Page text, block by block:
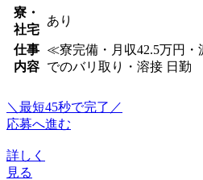
寮・
社宅
あり
仕事
内容
≪寮完備・月収42.5万円
でのバリ取り・溶接 日勤
＼最短45秒で完了／
応募へ進む
詳しく
見る